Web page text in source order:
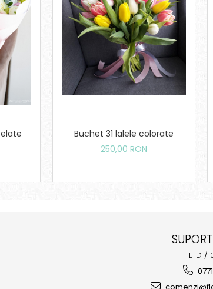
Buchet 31 lalele colorate
250,00 RON
L-D /